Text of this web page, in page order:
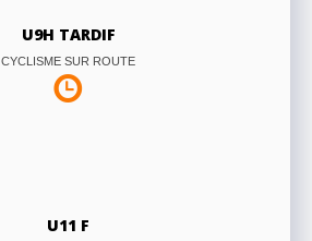
U9H TARDIF
CYCLISME SUR ROUTE
U11 F